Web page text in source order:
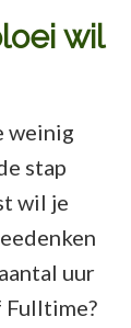
wil
weinig
stap
wil je
uur
Fulltime?